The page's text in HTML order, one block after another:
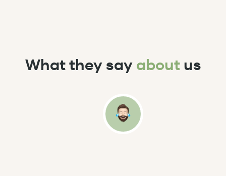
What they say aboutus